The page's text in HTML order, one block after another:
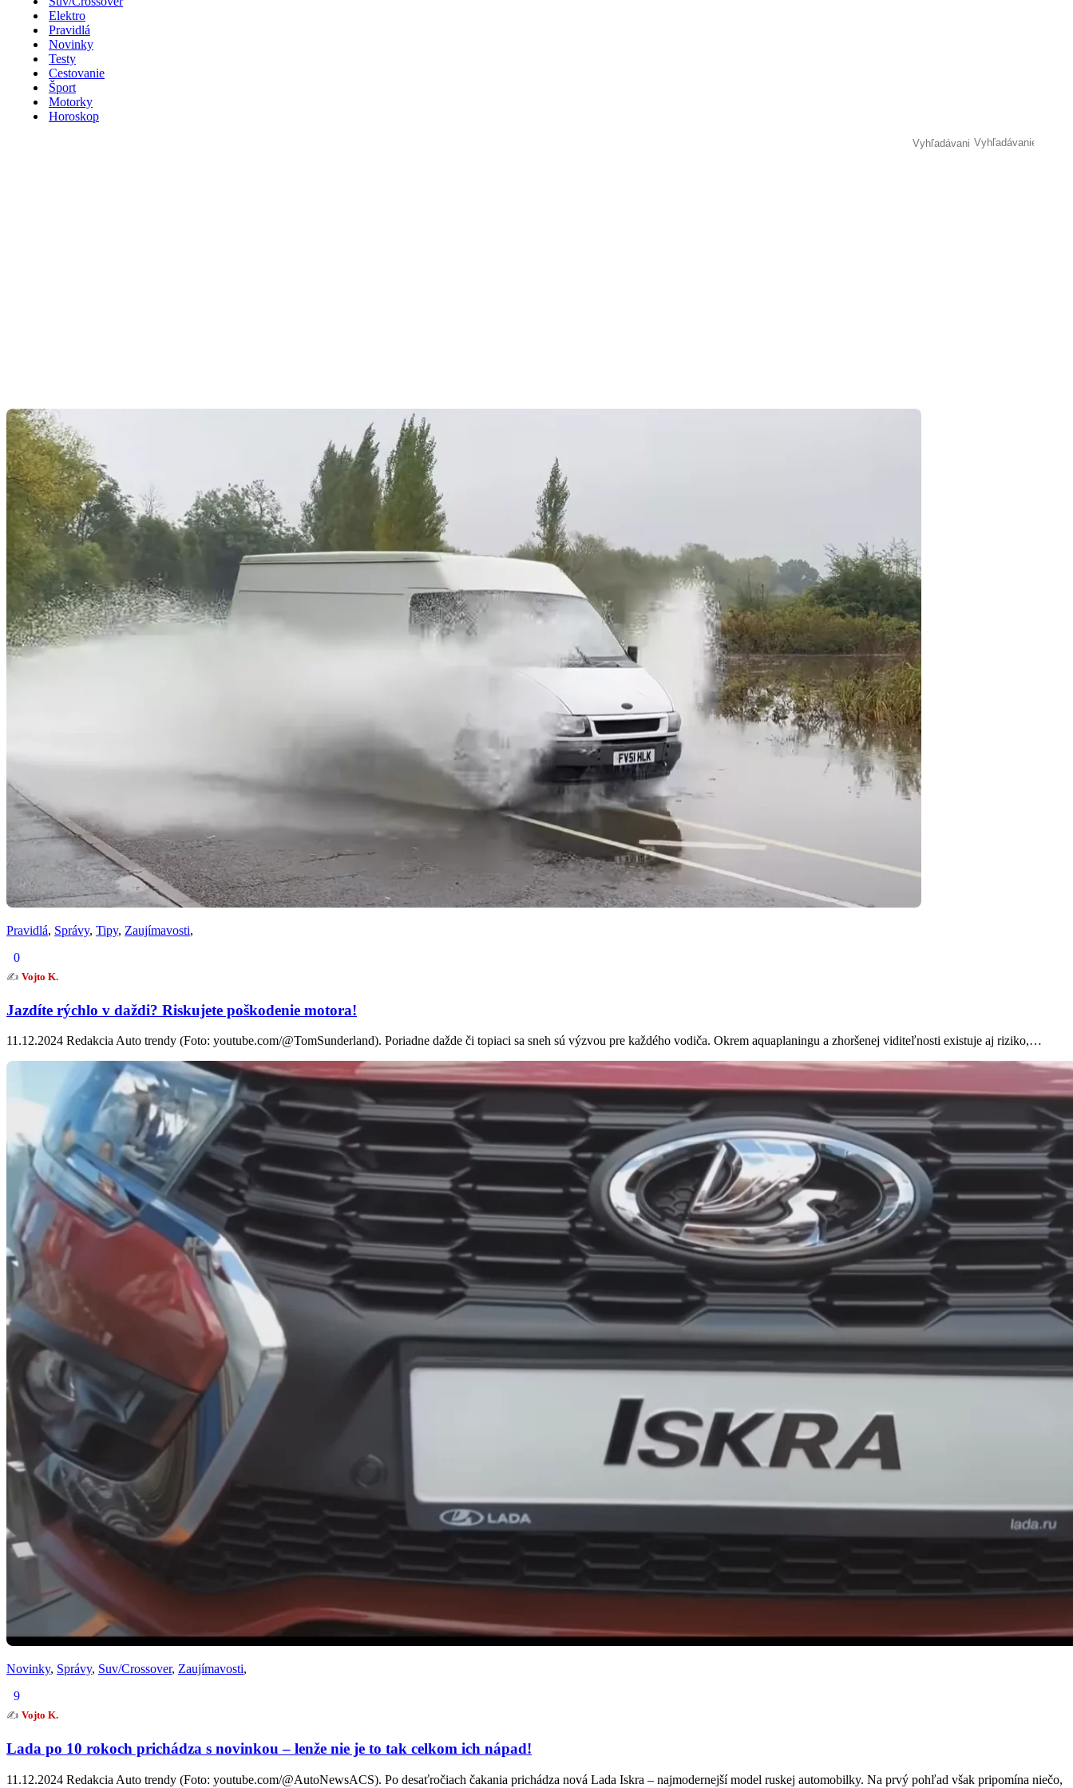
Elektro
Pravidlá
Novinky
Testy
Cestovanie
Šport
Motorky
Horoskop
Pravidlá, Správy, Tipy, Zaujímavosti,
0
✍️ Vojto K.
Jazdíte rýchlo v daždi? Riskujete poškodenie motora!
11.12.2024 Redakcia Auto trendy (Foto: youtube.com/@TomSunderland). Poriadne dažde či topiaci sa sneh sú výzvou pre každého vodiča. Okrem aquaplaningu a zhoršenej viditeľnosti existuje aj riziko,…
Novinky, Správy, Suv/Crossover, Zaujímavosti,
9
✍️ Vojto K.
Lada po 10 rokoch prichádza s novinkou – lenže nie je to tak celkom ich nápad!
11.12.2024 Redakcia Auto trendy (Foto: youtube.com/@AutoNewsACS). Po desaťročiach čakania prichádza nová Lada Iskra – najmodernejší model ruskej automobilky. Na prvý pohľad však pripomína niečo,